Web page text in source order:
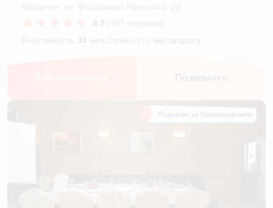
Воронеж, ул. Владимира Невского, 29
4.7 (457 отзывов)
Вместимость 30 чел.Стоимость: по запросу
Позвонить